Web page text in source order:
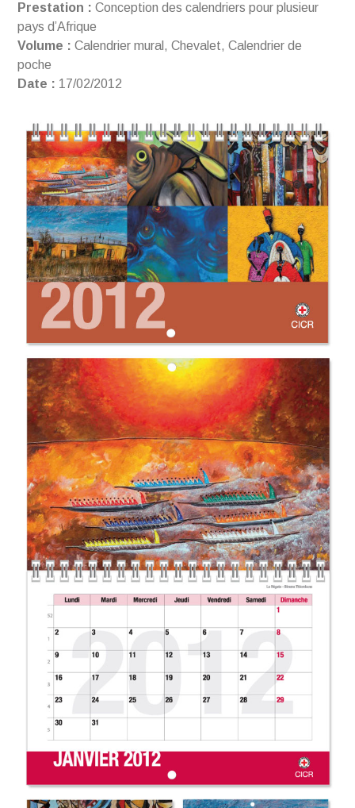
Prestation : Conception des calendriers pour plusieur
pays d’Afrique
Volume : Calendrier mural, Chevalet, Calendrier de
poche
Date : 17/02/2012